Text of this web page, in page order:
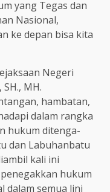
yang Tegas dan
Nasional,
ke depan bisa kita
Negeri
MH.
hambatan,
dalam rangka
hukum ditenga-
dan Labuhanbatu
kali ini
hukum
dalam semua lini